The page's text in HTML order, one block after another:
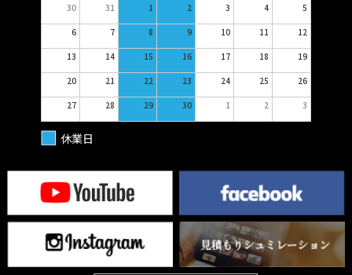
30 31 1 2 3 4 5
6 7 8 9 10 11 12
13 14 15 16 17 18 19
20 21 22 23 24 25 26
27 28 29 30 1 2 3
休業日